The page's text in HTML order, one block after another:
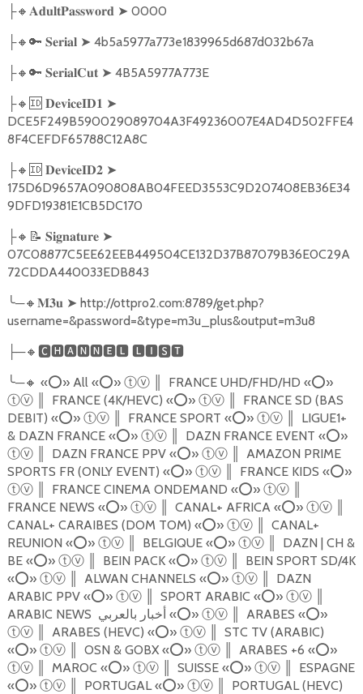
├🔸 𝐀𝐝𝐮𝐥𝐭𝐏𝐚𝐬𝐬𝐰𝐨𝐫𝐝 ➤ 0000
├🔸🔑 𝐒𝐞𝐫𝐢𝐚𝐥 ➤ 4b5a5977a773e1839965d687d032b67a
├🔸🔑 𝐒𝐞𝐫𝐢𝐚𝐥𝐂𝐮𝐭 ➤ 4B5A5977A773E
├🔸🆔 𝐃𝐞𝐯𝐢𝐜𝐞𝐈𝐃𝟏 ➤
DCE5F249B590029089704A3F49236007E4AD4D502FFE4
8F4CEFDF65788C12A8C
├🔸🆔 𝐃𝐞𝐯𝐢𝐜𝐞𝐈𝐃𝟐 ➤
175D6D9657A090808AB04FEED3553C9D207408EB36E34
9DFD19381E1CB5DC170
├🔸📝 𝐒𝐢𝐠𝐧𝐚𝐭𝐮𝐫𝐞 ➤
07C08877C5EE62EEB449504CE132D37B87079B36E0C29A
72CDDA440033EDB843
╰─🔸 𝐌𝟑𝐮 ➤ http://ottpro2.com:8789/get.php?
username=&password=&type=m3u_plus&output=m3u8
├─🔸🅲🅷🅰🅽🅽🅴🅻 🅻🅸🆂🆃
╰─🔸 «⭕️» All «⭕️» ⓣⓥ FRANCE UHD/FHD/HD «⭕️»
ⓣⓥ FRANCE (4K/HEVC) «⭕️» ⓣⓥ
FRANCE SD (BAS
DEBIT) «⭕️» ⓣⓥ FRANCE SPORT «⭕️» ⓣⓥ
LIGUE1+
& DAZN FRANCE «⭕️» ⓣⓥ DAZN FRANCE EVENT «⭕️»
ⓣⓥ DAZN FRANCE PPV «⭕️» ⓣⓥ
AMAZON PRIME
SPORTS FR (ONLY EVENT) «⭕️» ⓣⓥ FRANCE KIDS «⭕️»
ⓣⓥ FRANCE CINEMA ONDEMAND «⭕️» ⓣⓥ
FRANCE NEWS «⭕️» ⓣⓥ CANAL+ AFRICA «⭕️» ⓣⓥ
CANAL+ CARAIBES (DOM TOM) «⭕️» ⓣⓥ
CANAL+
REUNION «⭕️» ⓣⓥ BELGIQUE «⭕️» ⓣⓥ
DAZN | CH &
BE «⭕️» ⓣⓥ BEIN PACK «⭕️» ⓣⓥ
BEIN SPORT SD/4K
«⭕️» ⓣⓥ ALWAN CHANNELS «⭕️» ⓣⓥ
DAZN
ARABIC PPV «⭕️» ⓣⓥ SPORT ARABIC «⭕️» ⓣⓥ
ARABIC NEWS
أخبار بالعربي «⭕️» ⓣⓥ ARABES «⭕️»
ⓣⓥ ARABES (HEVC) «⭕️» ⓣⓥ
STC TV (ARABIC)
«⭕️» ⓣⓥ OSN & GOBX «⭕️» ⓣⓥ ARABES +6 «⭕️»
ⓣⓥ MAROC «⭕️» ⓣⓥ SUISSE «⭕️» ⓣⓥ
ESPAGNE
«⭕️» ⓣⓥ PORTUGAL«⭕️» ⓣⓥ PORTUGAL (HEVC)